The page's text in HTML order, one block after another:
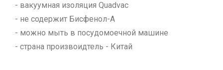
- вакуумная изоляция Quadvac
- не содержит Бисфенол-А
- можно мыть в посудомоечной машине
- страна произвоидтель - Китай